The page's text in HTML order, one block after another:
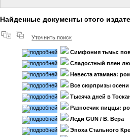
Найденные документы этого
Уточнить поиск
Симфония тьмы:
Сладостный плен
Невеста атамана:
Все сюрпризы осени
Тысяча дней в
Разносчик пиццы:
Леди GUN / В. Вера
Эпоха Стального